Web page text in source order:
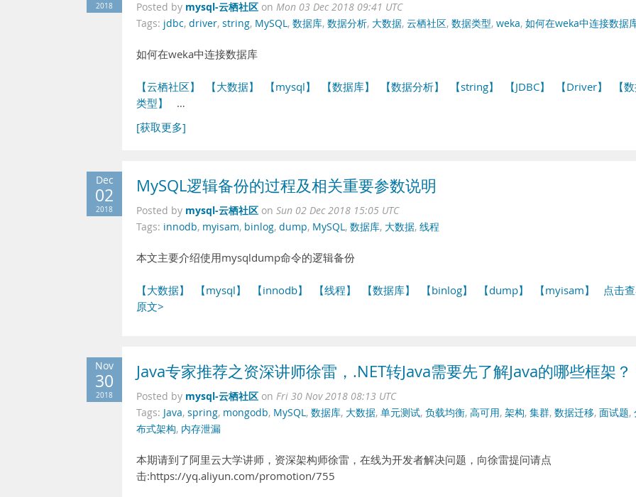
2018 Posted by mysql-云栖社区 on Mon 03 Dec 2018 09:41 UTC
Tags: jdbc, driver, string, MySQL, 数据库, 数据分析, 大数据, 云栖社区, 数据类型, weka, 如何在weka中连接数据
如何在weka中连接数据库
【云栖社区】 【大数据】 【mysql】 【数据库】 【数据分析】 【string】 【JDBC】 【Driver】
【
类型】
…
[获取更多]
Dec
02
2018
MySQL逻辑备份的过程及相关重要参数说明
Posted by mysql-云栖社区 on Sun 02 Dec 2018 15:05 UTC
Tags: innodb, myisam, binlog, dump, MySQL, 数据库, 大数据, 线程
本文主要介绍使用mysqldump命令的逻辑备份
【大数据】 【mysql】 【innodb】 【线程】 【数据库】 【binlog】 【dump】 【myisam】
点击
原文>
Nov
30
2018
Java专家推荐之资深讲师徐雷，.NET转Java需要先了解Java的哪些框架？
Posted by mysql-云栖社区 on Fri 30 Nov 2018 08:13 UTC
Tags: Java, spring, mongodb, MySQL, 数据库, 大数据, 单元测试, 负载均衡, 高可用, 架构, 集群, 数据迁移, 面试题,
布式架构, 内存泄漏
本期请到了阿里云大学讲师，资深架构师徐雷，在线为开发者解决问题，向徐雷提问请点
击:https://yq.aliyun.com/promotion/755